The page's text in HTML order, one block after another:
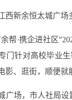
西新余恒太城广
帮·携企进社区
门针对高校毕业
影、逛街，顺便就
广场，市人社局